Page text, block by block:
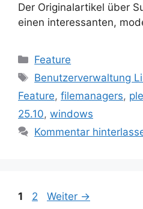
Der Originalartikel über
einen interessanten,
Kategorien
Feature
Schlagwörter
Benutzerverwaltung
Feature, filemanagers,
25.10, windows
Kommentar
Seite
1 Seite
2 Weiter →